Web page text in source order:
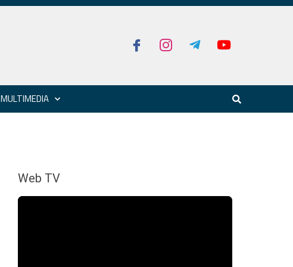
MULTIMEDIA
Web TV